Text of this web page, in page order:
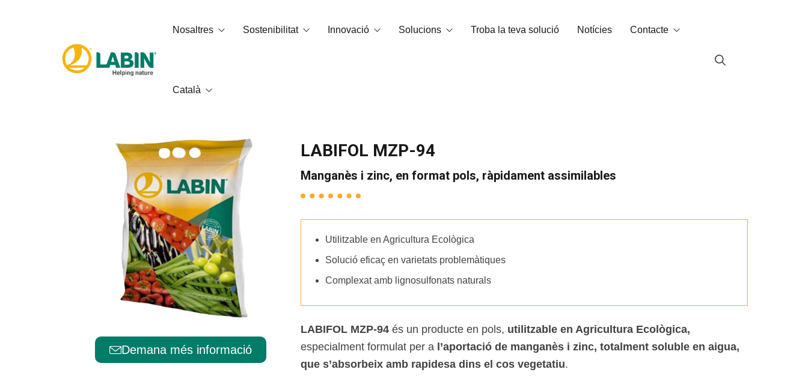
Nosaltres
Qui som
Codi Ètic
Sostenibilitat Innovació
Smart Tech
Solucions
NPK Hidrosolubles
Condicionadors de sòl
NPKs Foliars
Agricultura ecològica
Troba la teva solució Notícies Contacte
Català
العربية
English
Français
Italiano
Español
Português
Demana més informació
LABIFOL MZP-94
Manganès i zinc, en format pols, ràpidament assimilables
Utilitzable en Agricultura Ecològica
Solució eficaç en varietats problemàtiques
Complexat amb lignosulfonats naturals
LABIFOL MZP-94 és un producte en pols, utilitzable en Agricultura Ecològica,
especialment formulat per a l’aportació de manganès i zinc, totalment soluble en aigua,
que s’absorbeix amb rapidesa dins el cos vegetatiu.